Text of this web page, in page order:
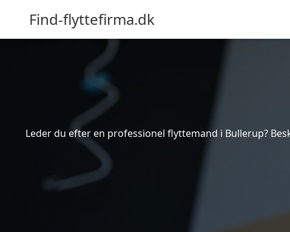
Find-flyttefirma.dk
Leder du efter en professionel flyttemand i Bullerup?